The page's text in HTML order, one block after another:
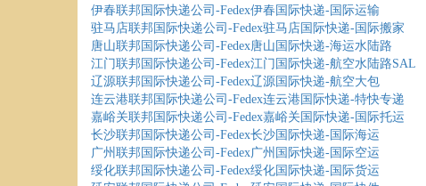
伊春联邦国际快递公司-Fedex伊春国际快递-国际运输
驻马店联邦国际快递公司-Fedex驻马店国际快递-国际搬家
唐山联邦国际快递公司-Fedex唐山国际快递-海运水陆路
江门联邦国际快递公司-Fedex江门国际快递-航空水陆路SAL
辽源联邦国际快递公司-Fedex辽源国际快递-航空大包
连云港联邦国际快递公司-Fedex连云港国际快递-特快专递
嘉峪关联邦国际快递公司-Fedex嘉峪关国际快递-国际托运
长沙联邦国际快递公司-Fedex长沙国际快递-国际海运
广州联邦国际快递公司-Fedex广州国际快递-国际空运
绥化联邦国际快递公司-Fedex绥化国际快递-国际货运